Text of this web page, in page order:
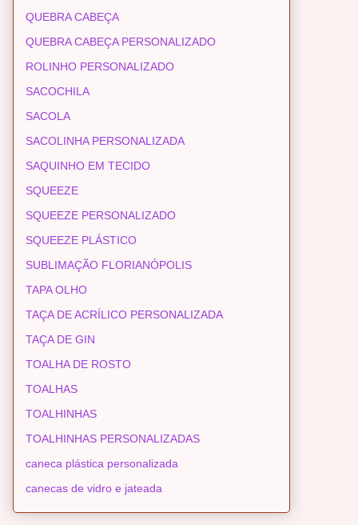
QUEBRA CABEÇA
QUEBRA CABEÇA PERSONALIZADO
ROLINHO PERSONALIZADO
SACOCHILA
SACOLA
SACOLINHA PERSONALIZADA
SAQUINHO EM TECIDO
SQUEEZE
SQUEEZE PERSONALIZADO
SQUEEZE PLÁSTICO
SUBLIMAÇÃO FLORIANÓPOLIS
TAPA OLHO
TAÇA DE ACRÍLICO PERSONALIZADA
TAÇA DE GIN
TOALHA DE ROSTO
TOALHAS
TOALHINHAS
TOALHINHAS PERSONALIZADAS
caneca plástica personalizada
canecas de vidro e jateada